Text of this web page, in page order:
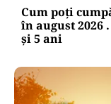
Cum poți
în august 2026
și 5 ani